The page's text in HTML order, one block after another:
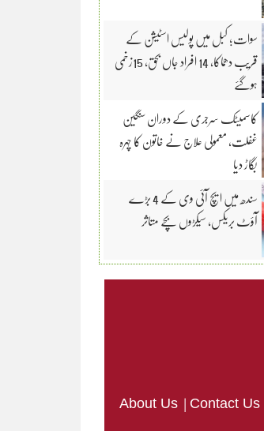
سوات؛ کبل میں پولیس اسٹیشن کے
قریب دھماکا، 14 افراد جاں بحق، 15زخمی
ہوگئے
کاسمیٹک سرجری کے دوران سنگین
غفلت، معمولی علاج نے خاتون کا چہرہ
بگاڑ دیا
سندھ میں ایچ آئی وی کے 4 بڑے
آؤٹ بریکس، سیکڑوں بچے متاثر
About Us | Contact Us